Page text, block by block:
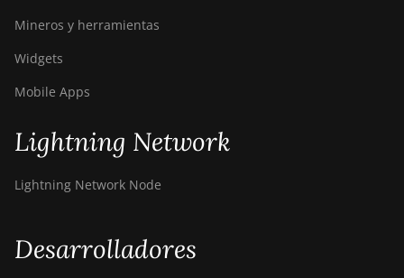
Mineros y herramientas
Widgets
Mobile Apps
Lightning Network
Lightning Network Node
Desarrolladores